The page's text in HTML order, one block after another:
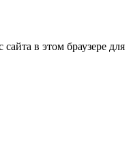
в этом браузере для